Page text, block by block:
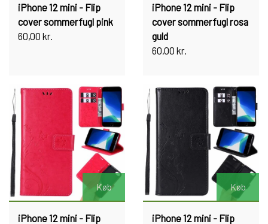
iPhone 12 mini - Flip
cover sommerfugl pink
60,00 kr.
iPhone 12 mini - Flip
cover sommerfugl rosa
guld
60,00 kr.
Køb
iPhone 12 mini - Flip
Køb
iPhone 12 mini - Flip